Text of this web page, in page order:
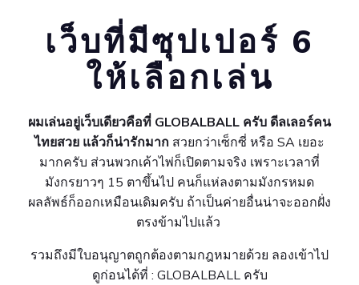
เว็บที่มีซุปเปอร์ 6
ให้เลือกเล่น
ผมเล่นอยู่เว็บเดียวคือที่ GLOBALBALL ครับ ดีลเลอร์คน
ไทยสวย แล้วก็น่ารักมาก สวยกว่าเซ็กซี่ หรือ SA เยอะ
มากครับ ส่วนพวกเค้าไพ่ก็เปิดตามจริง เพราะเวลาที่
มังกรยาวๆ 15 ตาขึ้นไป คนก็แห่ลงตามมังกรหมด
ผลลัพธ์ก็ออกเหมือนเดิมครับ ถ้าเป็นค่ายอื่นน่าจะออกฝั่ง
ตรงข้ามไปแล้ว
รวมถึงมีใบอนุญาตถูกต้องตามกฎหมายด้วย ลองเข้าไป
ดูก่อนได้ที่ : GLOBALBALL ครับ